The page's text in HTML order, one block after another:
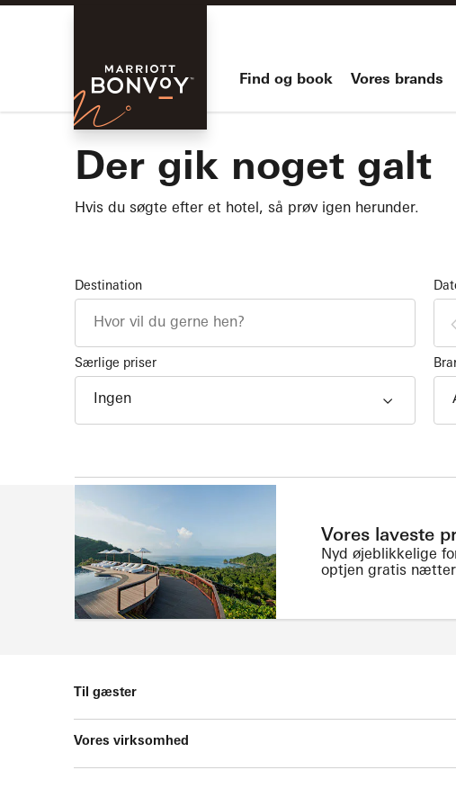
Skip Main Navigation
Marriott
Bonvoy
Find og book Vores brands
Der gik noget galt
Hvis du søgte efter et hotel, så prøv igen herunder.
Destination
Særlige priser
Ingen
Vores laveste
Nyd øjeblikkelige
optjen gratis
Til gæster
Vores virksomhed